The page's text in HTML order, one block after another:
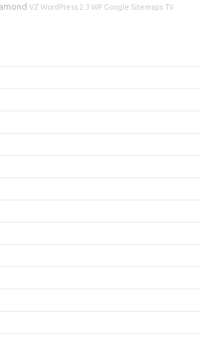
VZ WordPress 2.3 WP Google Sitemaps TV